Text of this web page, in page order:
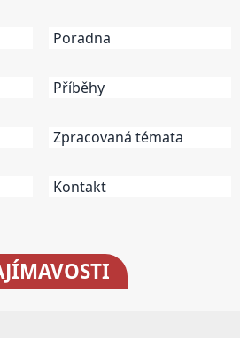
Poradna
Příběhy
Zpracovaná témata
Kontakt